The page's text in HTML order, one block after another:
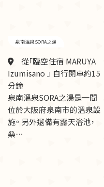
泉南溫泉SORA之湯
從「臨空住宿 MARUYA
Izumisano 」 自行開車約15
分鐘
泉南溫泉SORA之湯是一間
位於大阪府泉南市的溫泉設
施。 另外還備有露天浴池，
桑…